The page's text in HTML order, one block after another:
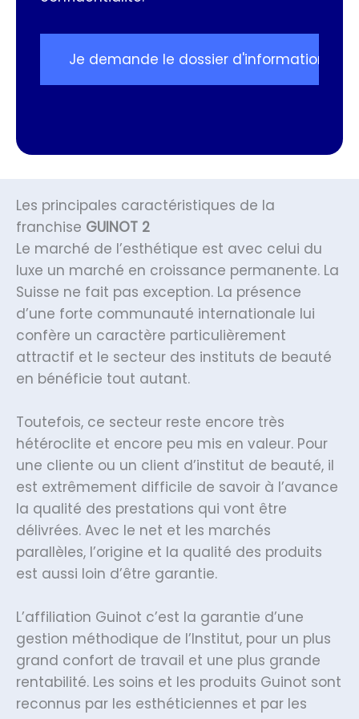
P
Les principales caractéristiques de la
franchise GUINOT 2
Le marché de l’esthétique est avec celui du
luxe un marché en croissance permanente. La
Suisse ne fait pas exception. La présence
d’une forte communauté internationale lui
confère un caractère particulièrement
attractif et le secteur des instituts de beauté
en bénéficie tout autant.
Toutefois, ce secteur reste encore très
hétéroclite et encore peu mis en valeur. Pour
une cliente ou un client d’institut de beauté, il
est extrêmement difficile de savoir à l’avance
la qualité des prestations qui vont être
délivrées. Avec le net et les marchés
parallèles, l’origine et la qualité des produits
est aussi loin d’être garantie.
L’affiliation Guinot c’est la garantie d’une
gestion méthodique de l’Institut, pour un plus
grand confort de travail et une plus grande
rentabilité. Les soins et les produits Guinot sont
reconnus par les esthéticiennes et par les